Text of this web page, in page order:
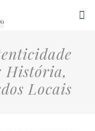
História,
Locais